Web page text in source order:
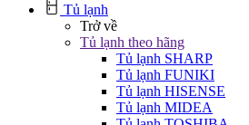
Tủ lạnh
Trở về
Tủ lạnh theo hãng
Tủ lạnh SHARP
Tủ lạnh FUNIKI
Tủ lạnh HISENSE
Tủ lạnh MIDEA